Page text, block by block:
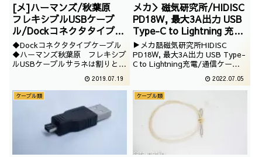
[メ]ハーマンズ/秋葉原
フレキシブルUSBケーブ
ル/Dockコネクタタイプケ
ーブル
◆Dockコネクタタイプケーブル
◆ハーマンズ秋葉原 フレキシブ
ルUSBケーブルサラネは割りとな
ってあまりやらないんですよね。
今回は昔のiPodやiPhoneに使う
Dockケーブルでございます。
2019.07.19
メカ＞磁気研究所/HIDISC
PD18W, 最大3A出力 USB
Type-C to Lightning 充
電/通信ケーブル/HD-
LHTCC1WH
▶メカ話磁気研究所HIDISC
PD18W, 最大3A出力 USB Type-
C to Lightning充電/通信ケーブ
ブルがTypeC接続に対応したとい
うお話を聞き、ちょっと疑問に思
いつつも購入したケーブルです。
あまりスマートさは感じませ...
2022.07.05
ケーブル類 ケーブル類